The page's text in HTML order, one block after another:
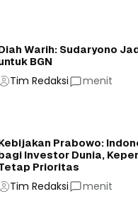
Warih: Sudaryono
BGN
Tim Redaksi menit
Prabowo:
Investor Dunia,
Prioritas
Tim Redaksi menit